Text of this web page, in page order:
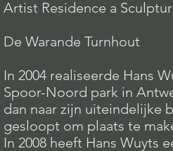
Artist Residence a
De Warande Turnhout
In 2004 realiseerde Hans
Spoor-Noord park in
dan naar zijn uiteindelijke
gesloopt om plaats te
In 2008 heeft Hans